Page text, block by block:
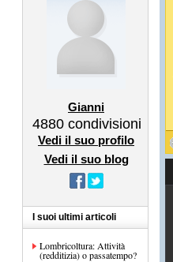
Gianni
4880 condivisioni
Vedi il suo profilo
Vedi il suo blog
I suoi ultimi articoli
Lombricoltura: Attività
(redditizia) o passatempo?